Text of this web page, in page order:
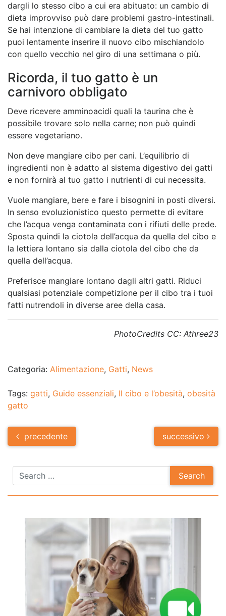
dargli lo stesso cibo a cui era abituato: un cambio di
dieta improvviso può dare problemi gastro-intestinali.
Se hai intenzione di cambiare la dieta del tuo gatto
puoi lentamente inserire il nuovo cibo mischiandolo
con quello vecchio nel giro di una settimana o più.
Ricorda, il tuo gatto è un
carnivoro obbligato
Deve ricevere amminoacidi quali la taurina che è
possibile trovare solo nella carne; non può quindi
essere vegetariano.
Non deve mangiare cibo per cani. L’equilibrio di
ingredienti non è adatto al sistema digestivo dei gatti
e non fornirà al tuo gatto i nutrienti di cui necessita.
Vuole mangiare, bere e fare i bisognini in posti diversi.
In senso evoluzionistico questo permette di evitare
che l’acqua venga contaminata con i rifiuti delle prede.
Sposta quindi la ciotola dell’acqua da quella del cibo e
la lettiera lontano sia dalla ciotola del cibo che da
quella dell’acqua.
Preferisce mangiare lontano dagli altri gatti. Riduci
qualsiasi potenziale competizione per il cibo tra i tuoi
fatti nutrendoli in diverse aree della casa.
PhotoCredits CC: Athree23
Categoria: Alimentazione, Gatti, News
Tags: gatti, Guide essenziali, Il cibo e l’obesità, obesità
gatto
Post
navigation
precedente successivo